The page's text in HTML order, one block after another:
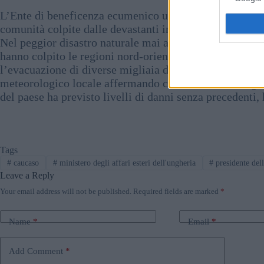
L’Ente di beneficenza ecumenico ungherese ha
comunità colpite dalle devastanti inondazioni in
Nel peggior disastro naturale mai avvenuto nella
hanno colpito le regioni nord-orientali e centrali del
l’evacuazione di diverse migliaia di persone, ha
meteorologico locale affermando che in meno di un
del paese ha previsto livelli di danni senza precedenti,
Tags
#caucaso #ministero degli affari esteri dell'ungheria # presidente
Leave a Reply
Your email address will not be published. Required fields are marked *
Name* Email*
Add Comment *